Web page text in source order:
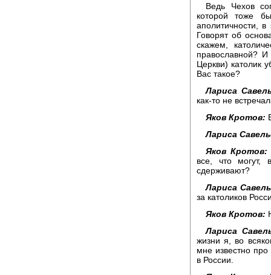
Ведь Чехов
которой тоже
аполитичности, в
Говорят об
скажем,
православной?
Церкви) католик
Вас такое?
Лариса
как-то не
Яков Кротов:
Лариса
Яков Кротов:
все, что могут,
сдерживают?
Лариса
за католиков
Яков Кротов:
Лариса
жизни я, во
мне известно
в России.